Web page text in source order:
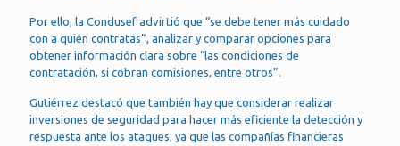
Por ello, la Condusef advirtió que “se debe tener más cuidado
con a quién contratas”, analizar y comparar opciones para
obtener información clara sobre “las condiciones de
contratación, si cobran comisiones, entre otros”.
Gutiérrez destacó que también hay que considerar realizar
inversiones de seguridad para hacer más eficiente la detección y
respuesta ante los ataques, ya que las compañías financieras